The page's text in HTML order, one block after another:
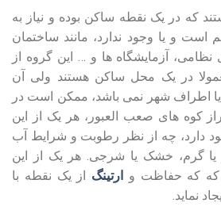
که در یک نقطه ساکن بوده و نیاز به
است و یا وجود ندارد، مانند ساختمان
آزمایشگاه ها و … این گروه از
در یک محل ساکن هستند ولی آن
اطراف شهر نمی باشد، ممکن است در
کوه های صعب العبور، هر یک از این
دارد، چه از نظر رطوبت و شرایط آب
یا گرم، خشک یا شرجی. هر یک از این
که حفاظت و
ارتینگ از یک نقطه با
نماید.